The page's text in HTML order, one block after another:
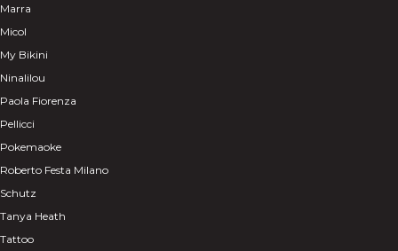
Marra
Micol
My Bikini
Ninalilou
Paola Fiorenza
Pellicci
Pokemaoke
Roberto Festa Milano
Schutz
Tanya Heath
Tattoo